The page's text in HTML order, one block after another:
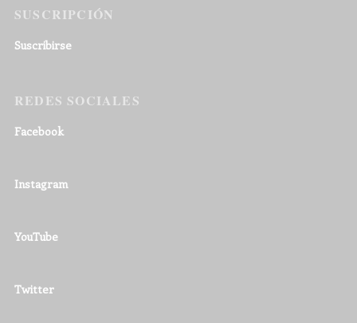
SUSCRIPCIÓN
Suscribirse
REDES SOCIALES
Facebook
Instagram
YouTube
Twitter